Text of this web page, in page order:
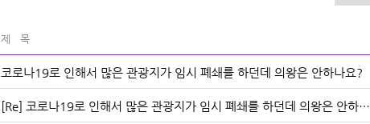
제 목
코로나19로 인해서 많은 관광지가 임시 폐쇄를 하던데 의왕은 안하나요?
[Re] 코로나19로 인해서 많은 관광지가 임시 폐쇄를 하던데 의왕은 안하나요?